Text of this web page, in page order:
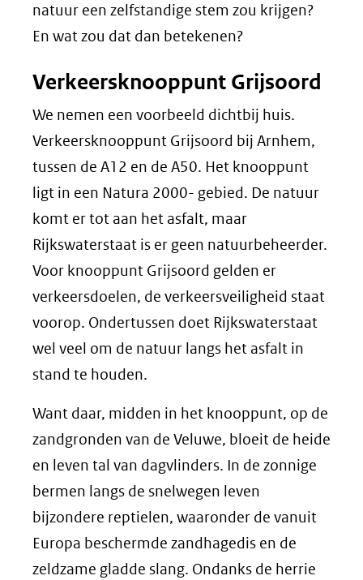
natuur een zelfstandige stem zou krijgen?
En wat zou dat dan betekenen?
Verkeersknooppunt Grijsoord
We nemen een voorbeeld dichtbij huis.
Verkeersknooppunt Grijsoord bij Arnhem,
tussen de A12 en de A50. Het knooppunt
ligt in een Natura 2000- gebied. De natuur
komt er tot aan het asfalt, maar
Rijkswaterstaat is er geen natuurbeheerder.
Voor knooppunt Grijsoord gelden er
verkeersdoelen, de verkeersveiligheid staat
voorop. Ondertussen doet Rijkswaterstaat
wel veel om de natuur langs het asfalt in
stand te houden.
Want daar, midden in het knooppunt, op de
zandgronden van de Veluwe, bloeit de heide
en leven tal van dagvlinders. In de zonnige
bermen langs de snelwegen leven
bijzondere reptielen, waaronder de vanuit
Europa beschermde zandhagedis en de
zeldzame gladde slang. Ondanks de herrie